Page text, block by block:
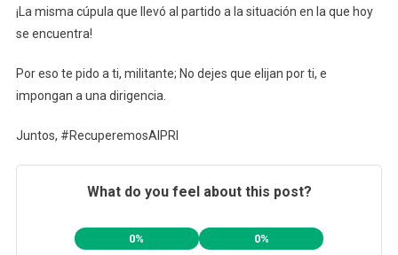
¡La misma cúpula que llevó al partido a la situación en la que hoy
se encuentra!
Por eso te pido a ti, militante; No dejes que elijan por ti, e
impongan a una dirigencia.
Juntos, #RecuperemosAlPRI
What do you feel about this post?
0% 0%